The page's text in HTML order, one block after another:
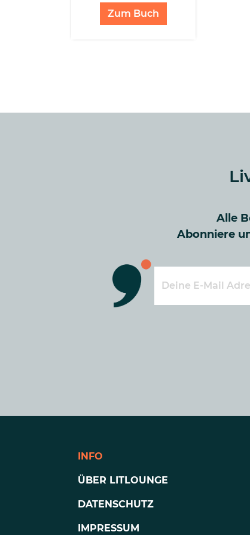
Zum Buch
Alle
Abonniere
INFO
ÜBER LITLOUNGE
DATENSCHUTZ
IMPRESSUM